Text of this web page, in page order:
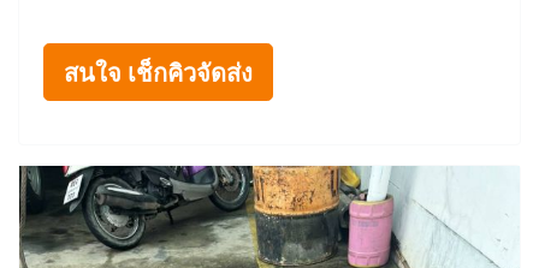
สนใจ เช็กคิวจัดส่ง